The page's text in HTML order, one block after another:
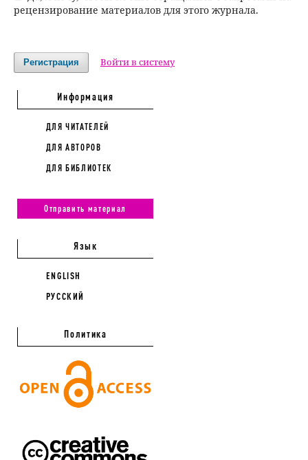
рецензирование материалов для этого журнала.
Регистрация Войти в систему
Информация
ДЛЯ ЧИТАТЕЛЕЙ
ДЛЯ АВТОРОВ
ДЛЯ БИБЛИОТЕК
Отправить материал
Язык
ENGLISH
РУССКИЙ
Политика